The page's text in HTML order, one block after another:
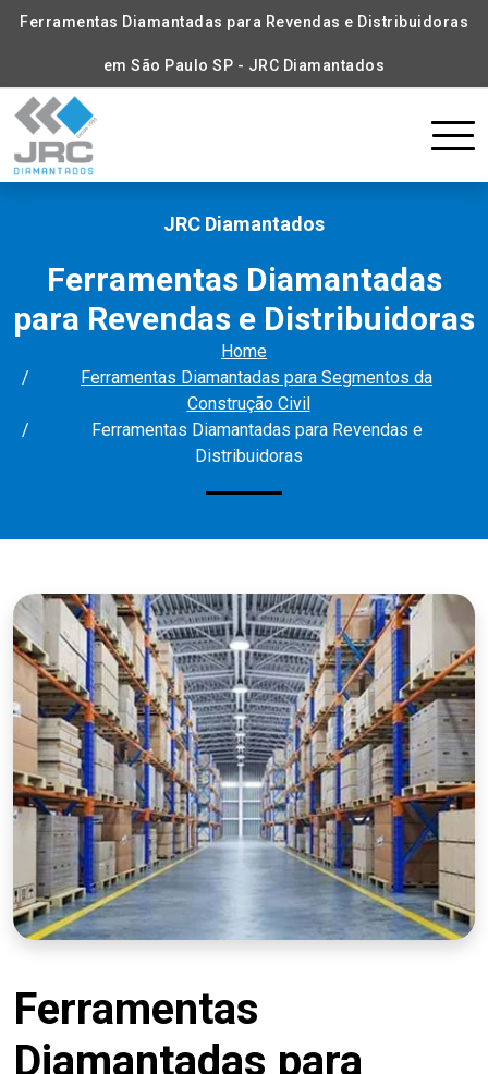
Ferramentas Diamantadas para Revendas e Distribuidoras
em São Paulo SP - JRC Diamantados
JRC Diamantados
Ferramentas Diamantadas
para Revendas e Distribuidoras
Home
Ferramentas Diamantadas para Segmentos da
Construção Civil
Ferramentas Diamantadas para Revendas e
Distribuidoras
Ferramentas
Diamantadas para